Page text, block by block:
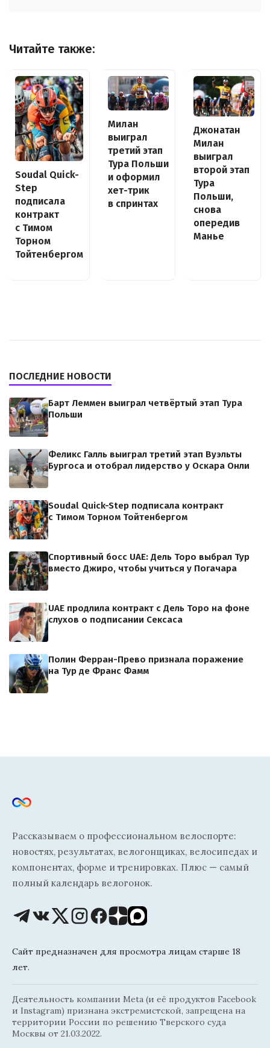
Читайте также:
Soudal Quick-
Step
подписала
контракт
с Тимом
Торном
Тойтенбергом
Милан
выиграл
третий этап
Тура Польши
и оформил
хет-трик
в спринтах
Джонатан
Милан
выиграл
второй этап
Тура
Польши,
снова
опередив
Манье
ПОСЛЕДНИЕ НОВОСТИ
Барт Леммен выиграл четвёртый этап Тура
Польши
Феликс Галль выиграл третий этап Вуэльты
Бургоса и отобрал лидерство у Оскара Онли
Soudal Quick-Step подписала контракт
с Тимом Торном Тойтенбергом
Спортивный босс UAE: Дель Торо выбрал Тур
вместо Джиро, чтобы учиться у Погачара
UAE продлила контракт с Дель Торо на фоне
слухов о подписании Сексаса
Полин Ферран-Прево признала поражение
на Тур де Франс Фамм
Рассказываем о профессиональном велоспорте:
новостях, результатах, велогонщиках, велосипедах и
компонентах, форме и тренировках. Плюс — самый
полный календарь велогонок.
Сайт предназначен для просмотра лицам старше 18
лет.
Деятельность компании Meta (и её продуктов Facebook
и Instagram) признана экстремистской, запрещена на
территории России по решению Тверского суда
Москвы от 21.03.2022.